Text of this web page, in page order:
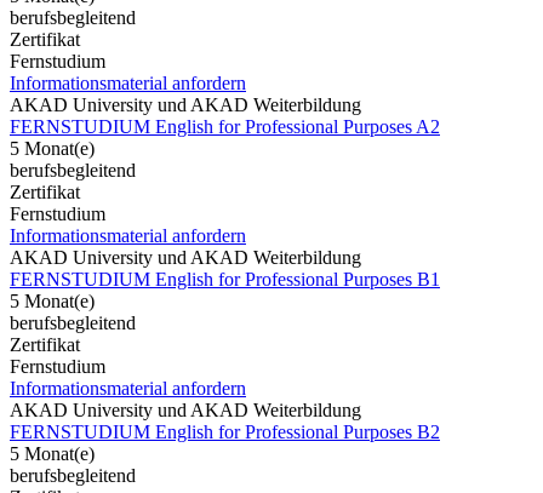
berufsbegleitend
Zertifikat
Fernstudium
Informationsmaterial anfordern
AKAD University und AKAD Weiterbildung
FERNSTUDIUM English for Professional Purposes A2
5 Monat(e)
berufsbegleitend
Zertifikat
Fernstudium
Informationsmaterial anfordern
AKAD University und AKAD Weiterbildung
FERNSTUDIUM English for Professional Purposes B1
5 Monat(e)
berufsbegleitend
Zertifikat
Fernstudium
Informationsmaterial anfordern
AKAD University und AKAD Weiterbildung
FERNSTUDIUM English for Professional Purposes B2
5 Monat(e)
berufsbegleitend